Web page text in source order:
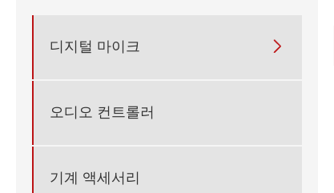
디지털 마이크 
오디오 컨트롤러
기계 액세서리